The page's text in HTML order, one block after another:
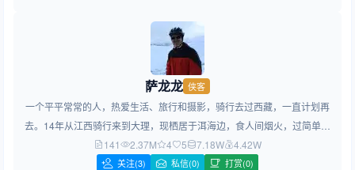
萨龙龙 侠客
一个平平常常的人，热爱生活、旅行和摄影，骑行去过西藏，一直计划再
去。14年从江西骑行来到大理，现栖居于洱海边，食人间烟火，过简单生
活，做简约设计！
141 2.37M 4 5 7.18W 4.42W
关注(3) 私信(0) 打赏(0)